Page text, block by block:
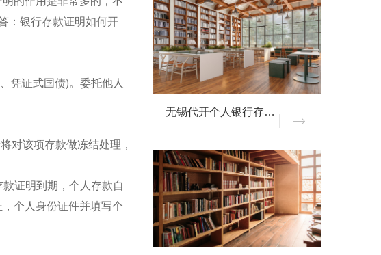
：银行存款证明如何开
凭证式国债)。委托他人
对该项存款做冻结处理，
证明到期，个人存款自
个人身份证件并填写个
无锡代开个人银行存款证明